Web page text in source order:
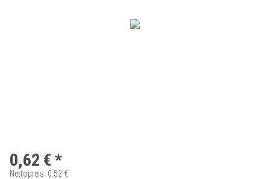
0,62 € *
Nettopreis: 0.52 €